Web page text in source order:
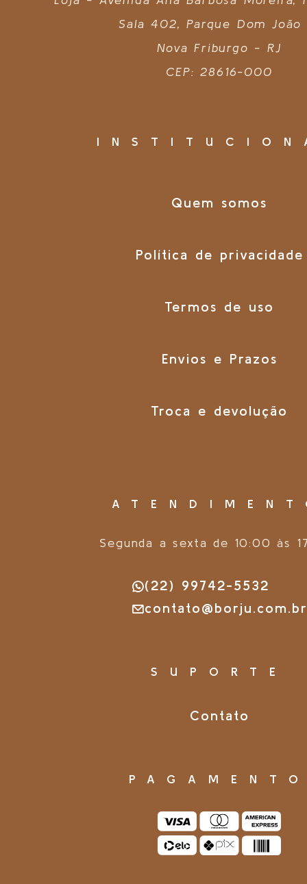
Sala 402, Parque Dom João
Nova Friburgo - RJ
CEP: 28616-000
Quem somos
Política de privacidade
Termos de uso
Envios e Prazos
Troca e devolução
Segunda a sexta de 10:00 às
(22) 99742-5532
contato@borju.com.br
SUPORTE
Contato